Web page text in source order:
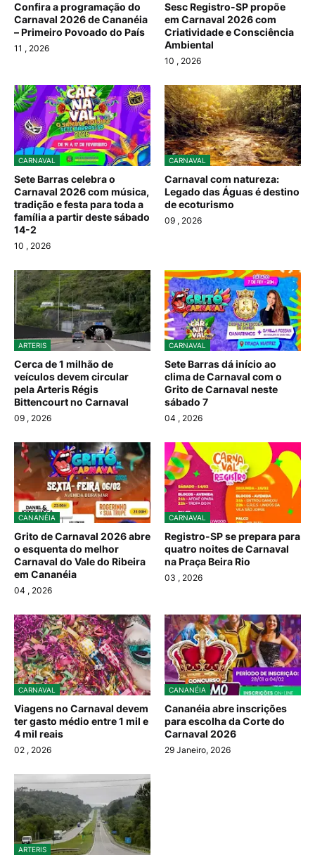
Confira a programação do
Carnaval 2026 de Cananéia
– Primeiro Povoado do País
11 , 2026
Sesc Registro-SP propõe
em Carnaval 2026 com
Criatividade e Consciência
Ambiental
10 , 2026
CARNAVAL
Sete Barras celebra o
Carnaval 2026 com música,
tradição e festa para toda a
família a partir deste sábado
14-2
10 , 2026
CARNAVAL
Carnaval com natureza:
Legado das Águas é destino
de ecoturismo
09 , 2026
ARTERIS
Cerca de 1 milhão de
veículos devem circular
pela Arteris Régis
Bittencourt no Carnaval
09 , 2026
CARNAVAL
Sete Barras dá início ao
clima de Carnaval com o
Grito de Carnaval neste
sábado 7
04 , 2026
CANANÉIA
Grito de Carnaval 2026 abre
o esquenta do melhor
Carnaval do Vale do Ribeira
em Cananéia
04 , 2026
CARNAVAL
Registro-SP se prepara para
quatro noites de Carnaval
na Praça Beira Rio
03 , 2026
CARNAVAL
Viagens no Carnaval devem
ter gasto médio entre 1 mil e
4 mil reais
02 , 2026
CANANÉIA
Cananéia abre inscrições
para escolha da Corte do
Carnaval 2026
29 Janeiro, 2026
ARTERIS